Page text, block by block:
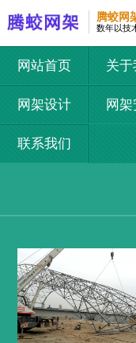
腾蛟网
数年以技
网站首页 关于
网架设计 网
联系我们